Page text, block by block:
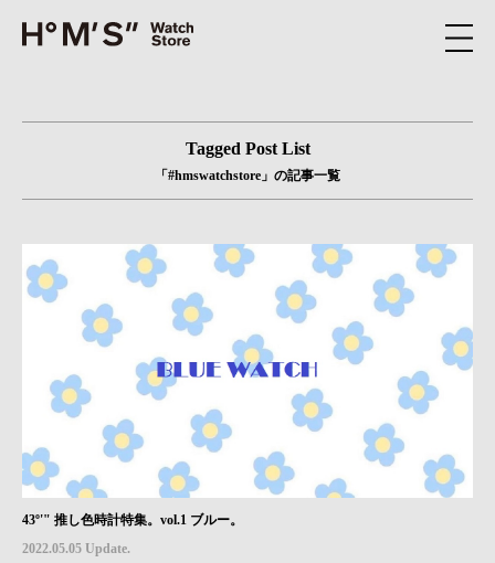
Tagged Post List
「#hmswatchstore」の記事一覧
43º'" 推し色時計特集。vol.1 ブルー。
2022.05.05 Update.